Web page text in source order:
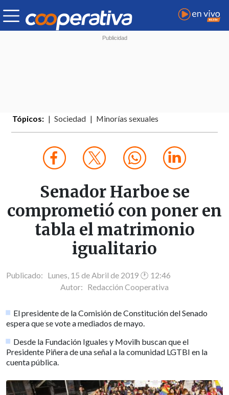
Tópicos: Sociedad Minorías sexuales
Senador Harboe se
comprometió con poner en
tabla el matrimonio
igualitario
Publicado: Lunes, 15 de Abril de 2019 🕐 12:46
Autor: Redacción Cooperativa
El presidente de la Comisión de Constitución del Senado
espera que se vote a mediados de mayo.
Desde la Fundación Iguales y Movilh buscan que el
Presidente Piñera de una señal a la comunidad LGTBI en la
cuenta pública.